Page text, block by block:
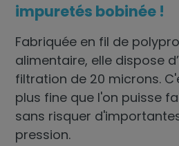
impuretés bobinée !
Fabriquée en fil de
alimentaire, elle dispose
filtration de 20 microns.
plus fine que l'on puisse
sans risquer
pression.